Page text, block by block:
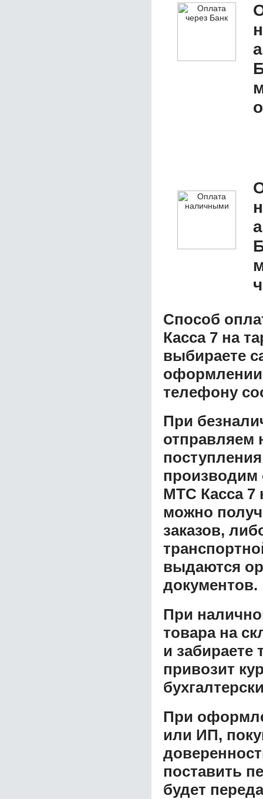
Способ
Касса 7 на
выбираете
оформлении
телефону
При
отправляем
производим
МТС Касса 7
можно
заказов,
выдаются
документов.
При
товара на
и забираете
привозит
При
или ИП,
поставить
будет